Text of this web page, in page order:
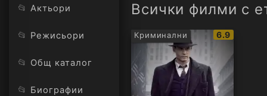
📂 Актьори
📂 Режисьори
📂 Общ каталог
📂 Биографии
Всички филми с
Криминални
IMDb
6.9